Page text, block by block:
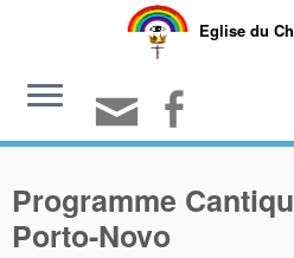
Eglise du
Programme
Porto-Novo